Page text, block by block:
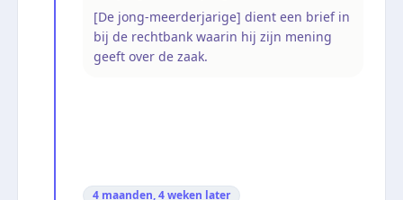
[De jong-meerderjarige] dient een brief in
bij de rechtbank waarin hij zijn mening
geeft over de zaak.
4 maanden, 4 weken later